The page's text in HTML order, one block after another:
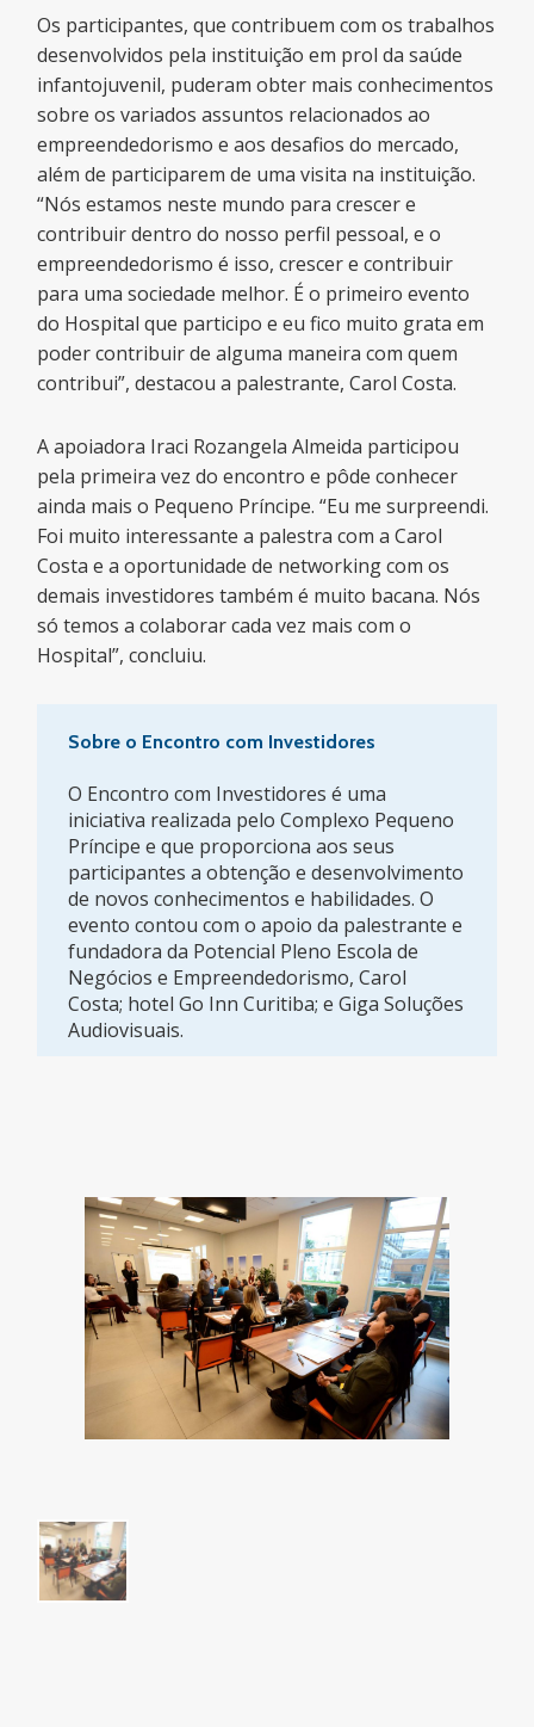
Os participantes, que contribuem com os trabalhos
desenvolvidos pela instituição em prol da saúde
infantojuvenil, puderam obter mais conhecimentos
sobre os variados assuntos relacionados ao
empreendedorismo e aos desafios do mercado,
além de participarem de uma visita na instituição.
“Nós estamos neste mundo para crescer e
contribuir dentro do nosso perfil pessoal, e o
empreendedorismo é isso, crescer e contribuir
para uma sociedade melhor. É o primeiro evento
do Hospital que participo e eu fico muito grata em
poder contribuir de alguma maneira com quem
contribui”, destacou a palestrante, Carol Costa.
A apoiadora Iraci Rozangela Almeida participou
pela primeira vez do encontro e pôde conhecer
ainda mais o Pequeno Príncipe. “Eu me surpreendi.
Foi muito interessante a palestra com a Carol
Costa e a oportunidade de networking com os
demais investidores também é muito bacana. Nós
só temos a colaborar cada vez mais com o
Hospital”, concluiu.
Sobre o Encontro com Investidores
O Encontro com Investidores é uma
iniciativa realizada pelo Complexo Pequeno
Príncipe e que proporciona aos seus
participantes a obtenção e desenvolvimento
de novos conhecimentos e habilidades. O
evento contou com o apoio da palestrante e
fundadora da Potencial Pleno Escola de
Negócios e Empreendedorismo, Carol
Costa; hotel Go Inn Curitiba; e Giga Soluções
Audiovisuais.